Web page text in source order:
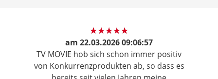
am 22.03.2026 09:06:57
TV MOVIE hob sich schon immer positiv
von Konkurrenzprodukten ab, so dass es